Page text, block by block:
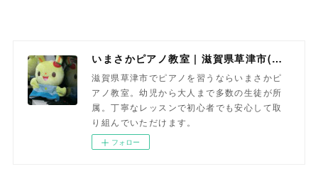
いまさかピアノ教室 | 滋賀県草津市(南草津)のピアノ教室
滋賀県草津市でピアノを習うならいまさかピ
アノ教室。幼児から大人まで多数の生徒が所
属。丁寧なレッスンで初心者でも安心して取
り組んでいただけます。
フォロー